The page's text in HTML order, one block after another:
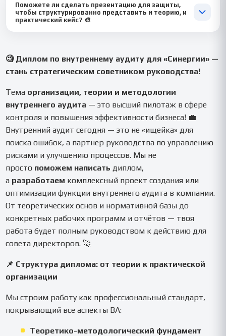
особенно если определён фокус работы. Мы
специализируемся на срочных комплексных проектах в
Поможете ли сделать презентацию для защиты,
чтобы структурированно представить и теорию, и
практический кейс? 🎨
линий защиты, модель организации службы ВА, алгоритм
кейса. А также напишем убедительный доклад,
практики. Ты будешь защищаться как будущий глава службы
внутреннего аудита! ✨
🧐 Диплом по внутреннему аудиту для «Синергии» —
стань стратегическим советником руководства!
Тема организации, теории и методологии
внутреннего аудита — это высший пилотаж в сфере
контроля и повышения эффективности бизнеса! 💼
Внутренний аудит сегодня — это не «ищейка» для
поиска ошибок, а партнёр руководства по управлению
рисками и улучшению процессов. Мы не
просто поможем написать диплом,
а разработаем комплексный проект создания или
оптимизации функции внутреннего аудита в компании.
От теоретических основ и нормативной базы до
конкретных рабочих программ и отчётов — твоя
работа будет полным руководством к действию для
совета директоров. 🚀
📌 Структура диплома: от теории к практической
организации
Мы строим работу как профессиональный стандарт,
покрывающий все аспекты ВА:
Теоретико-методологический фундамент